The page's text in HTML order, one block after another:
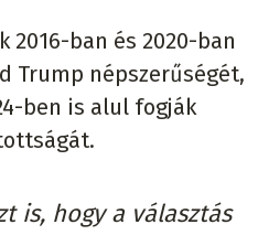
2016-ban és 2020-ban
Trump népszerűségét,
ben is alul fogják
is, hogy a választás